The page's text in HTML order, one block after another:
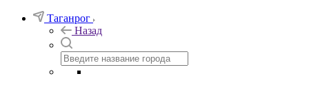
Таганрог
Назад